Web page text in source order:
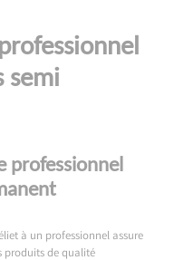
semi
professionnel
à un professionnel assure
produits de qualité